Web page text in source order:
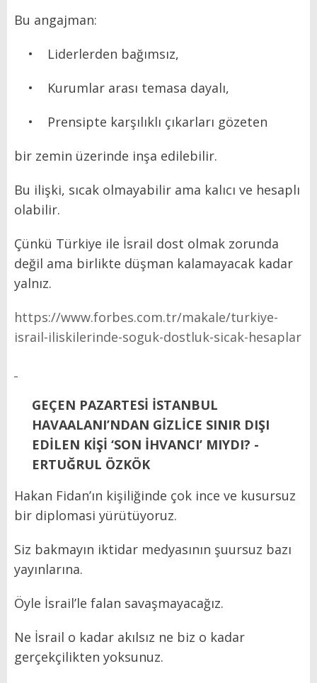
Bu angajman:
• Liderlerden bağımsız,
• Kurumlar arası temasa dayalı,
• Prensipte karşılıklı çıkarları gözeten
bir zemin üzerinde inşa edilebilir.
Bu ilişki, sıcak olmayabilir ama kalıcı ve hesaplı
olabilir.
Çünkü Türkiye ile İsrail dost olmak zorunda
değil ama birlikte düşman kalamayacak kadar
yalnız.
https://www.forbes.com.tr/makale/turkiye-
israil-iliskilerinde-soguk-dostluk-sicak-hesaplar
GEÇEN PAZARTESİ İSTANBUL
HAVAALANI’NDAN GİZLİCE SINIR DIŞI
EDİLEN KİŞİ ‘SON İHVANCI’ MIYDI? -
ERTUĞRUL ÖZKÖK
Hakan Fidan’ın kişiliğinde çok ince ve kusursuz
bir diplomasi yürütüyoruz.
Siz bakmayın iktidar medyasının şuursuz bazı
yayınlarına.
Öyle İsrail’le falan savaşmayacağız.
Ne İsrail o kadar akılsız ne biz o kadar
gerçekçilikten yoksunuz.